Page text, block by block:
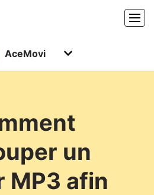
Produits
Support
téléchargement
AceMovi
Support
un
MP3 afin